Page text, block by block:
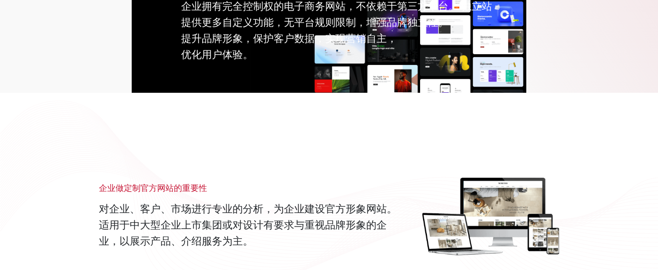
企业拥有完全控制权的电子商务网站，不依赖于第三方平台。 独立站
提供更多自定义功能，无平台规则限制，增强品牌独立性。
提升品牌形象，保护客户数据，实现营销自主，
优化用户体验。
企业做定制官方网站的重要性
对企业、客户、市场进行专业的分析，为企业建设官方形象网站。
适用于中大型企业上市集团或对设计有要求与重视品牌形象的企
业，以展示产品、介绍服务为主。